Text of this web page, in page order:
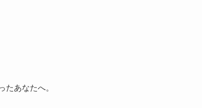
たあなたへ。